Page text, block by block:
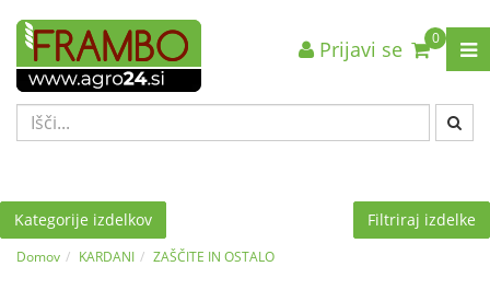
Nazaj en nivo
VRSTA 1
VRSTA 3
Nazaj en nivo
VRSTA 1
VRSTA 3
Nazaj en nivo
VRSTA 1
VRSTA 3
0
Prijavi se
Kategorije izdelkov Filtriraj izdelke
Domov KARDANI ZAŠČITE IN OSTALO